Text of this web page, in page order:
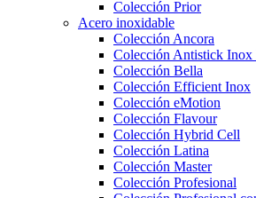
Colección Prior
Acero inoxidable
Colección Ancora
Colección Antistick Inox
Colección Bella
Colección Efficient Inox
Colección eMotion
Colección Flavour
Colección Hybrid Cell
Colección Latina
Colección Master
Colección Profesional